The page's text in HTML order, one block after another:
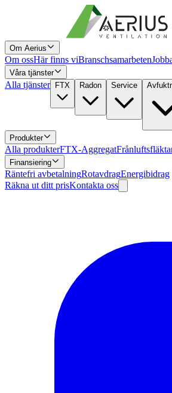
Om Aerius
Om ossHär finns viBranschsamarbeten
Våra tjänster
Alla tjänster FTX Radon Service
Produkter
Alla produkterFTX-Aggregat
Finansiering
Räntefri avbetalningRotavdragEnergibidrag
Räkna ut ditt prisKontakta oss